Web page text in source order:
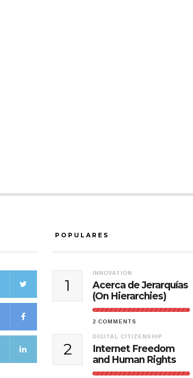
POPULARES
1
INNOVATION
Acerca de Jerarquías
(On Hierarchies)
2 COMMENTS
2
DIGITAL CITIZENSHIP
Internet Freedom
and Human Rights